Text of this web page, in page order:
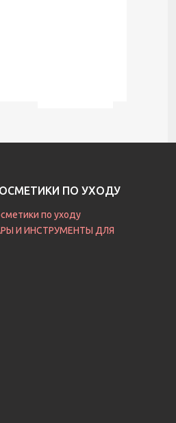
ПО УХОДУ
по уходу
И ИНСТРУМЕНТЫ ДЛЯ